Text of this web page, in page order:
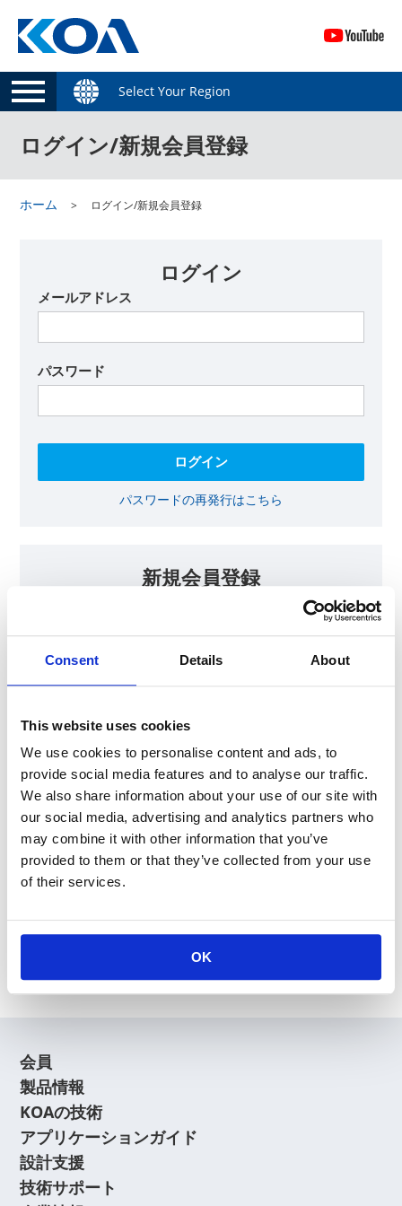
Consent Details About
This website uses cookies
We use cookies to personalise content and ads, to
provide social media features and to analyse our traffic.
We also share information about your use of our site with
our social media, advertising and analytics partners who
may combine it with other information that you’ve
provided to them or that they’ve collected from your use
of their services.
OK
Select Your Region
ログイン/新規会員登録
ホーム ログイン/新規会員登録
ログイン
メールアドレス
パスワード
パスワードの再発行はこちら
新規会員登録
KOAの会員ページでは、回路設計等に​お役立ていただける最新情報
をご提供しております。​会員登録いただいた方には、各種ご案内を
メールにてお届けいたします。
【会員限定コンテンツ】
抵抗器 温度分布シミュレータ
最新技術セミナー動画・資料
KOA Thermal Design Technology
会員登録に関するよくあるご質問はこちら
会員
製品情報
KOAの技術
アプリケーションガイド
設計支援
技術サポート